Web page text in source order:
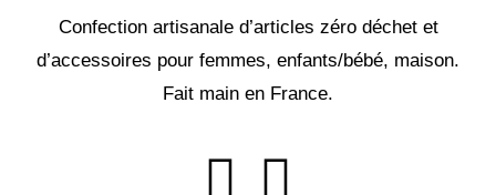
Confection artisanale d’articles zéro déchet et
d’accessoires pour femmes, enfants/bébé, maison.
Fait main en France.